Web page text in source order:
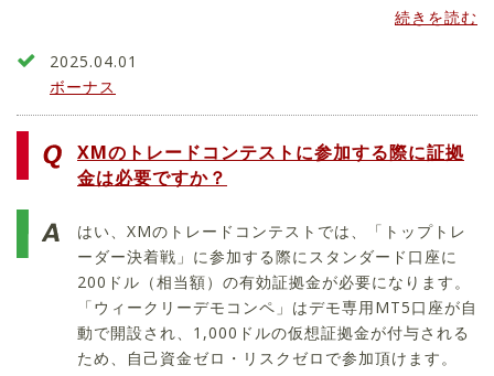
続きを読む
2025.04.01
ボーナス
XMのトレードコンテストに参加する際に証拠
金は必要ですか？
はい、XMのトレードコンテストでは、「トップトレ
ーダー決着戦」に参加する際にスタンダード口座に
200ドル（相当額）の有効証拠金が必要になります。
「ウィークリーデモコンペ」はデモ専用MT5口座が自
動で開設され、1,000ドルの仮想証拠金が付与される
ため、自己資金ゼロ・リスクゼロで参加頂けます。